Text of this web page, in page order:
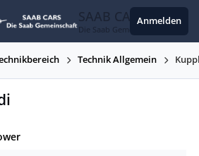
SAAB CARS
Die Saab Gemeinschaft
Anmelden
Technik Allgemein